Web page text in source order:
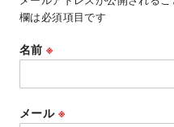
欄は必須項目です
名前※
メール ※